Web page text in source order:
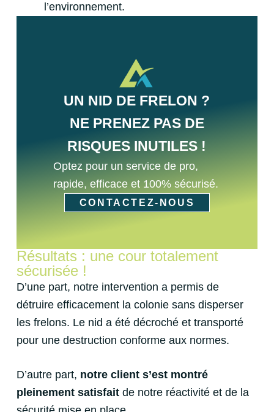
l’environnement.
UN NID DE FRELON ?
NE PRENEZ PAS DE
RISQUES INUTILES !
Optez pour un service de pro,
rapide, efficace et 100% sécurisé.
CONTACTEZ-NOUS
Résultats : une cour totalement
sécurisée !
D’une part, notre intervention a permis de
détruire efficacement la colonie sans disperser
les frelons. Le nid a été décroché et transporté
pour une destruction conforme aux normes.
D’autre part, notre client s’est montré
pleinement satisfaitde notre réactivité et de la